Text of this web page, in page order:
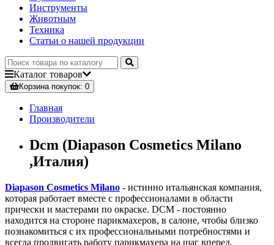
Инструменты
Животным
Техника
Статьи о нашей продукции
Каталог товаров
Корзинапокупок: 0
Главная
Производители
Dcm (Diapason Cosmetics Milano
,Италия)
Diapason Cosmetics Milano - истинно итальянская компания,
которая работает вместе с профессионалами в области
прически и мастерами по окраске. DCM - постоянно
находится на стороне парикмахеров, в салоне, чтобы близко
познакомиться с их профессиональными потребностями и
всегда продвигать работу парикмахера на шаг вперед,